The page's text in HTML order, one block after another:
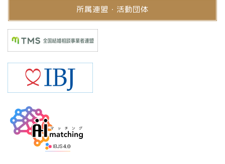
所属連盟・活動団体